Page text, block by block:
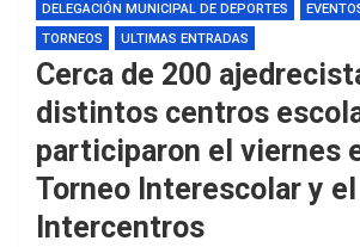
DELEGACIÓN MUNICIPAL DE DEPORTES
TORNEOS
ULTIMAS ENTRADAS
Cerca de 200
distintos centros
participaron el viernes
Torneo Interescolar y
Intercentros